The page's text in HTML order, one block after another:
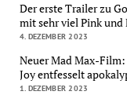
Der erste Trailer zu
mit sehr viel Pink und
4. DEZEMBER 2023
Neuer Mad Max-
Joy entfesselt
1. DEZEMBER 2023